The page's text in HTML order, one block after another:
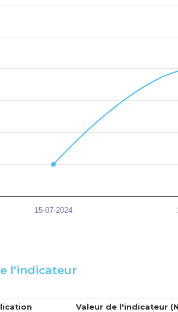
15-07-2024
l'indicateur
Valeur de l'indicateur